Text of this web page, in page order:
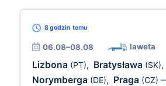
8 godzin temu
06.08–08.08 laweta
Lizbona (PT), Bratysława (SK),
Norymberga (DE), Praga (CZ)